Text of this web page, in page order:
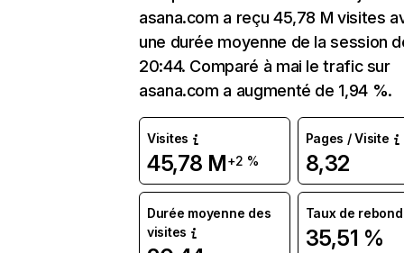
asana.com a reçu 45,78 M visites
une durée moyenne de la session
20:44. Comparé à mai le trafic sur
asana.com a augmenté de 1,94 %.
Visites
45,78 M+2 %
Pages / Visite
8,32
Durée moyenne des
visites
Taux de rebond
35,51 %